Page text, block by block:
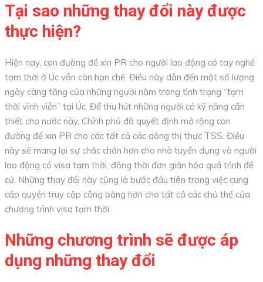
Tại sao những thay đổi này được
thực hiện?
Hiện nay, con đường để xin PR cho người lao động có tay nghề
tạm thời ở Úc vẫn còn hạn chế. Điều này dẫn đến một số lượng
ngày càng tăng của những người nằm trong tình trạng “tạm
thời vĩnh viễn” tại Úc. Để thu hút những người có kỹ năng cần
thiết cho nước này, Chính phủ đã quyết định mở rộng con
đường để xin PR cho các tất cả các dòng thị thực TSS. Điều
này sẽ mang lại sự chắc chắn hơn cho nhà tuyển dụng và người
lao động có visa tạm thời, đồng thời đơn giản hóa quá trình đề
cử. Những thay đổi này cũng là bước đầu tiên trong việc cung
cấp quyền truy cập công bằng hơn cho tất cả các chủ thể của
chương trình visa tạm thời.
Những chương trình sẽ được áp
dụng những thay đổi